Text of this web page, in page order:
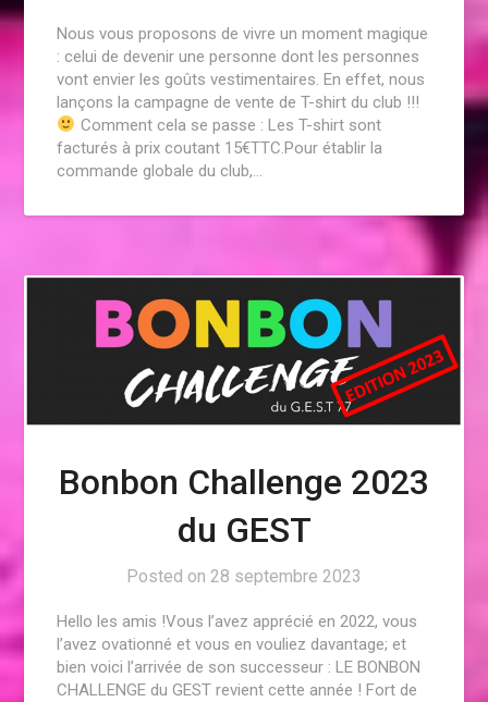
Nous vous proposons de vivre un moment magique
: celui de devenir une personne dont les personnes
vont envier les goûts vestimentaires. En effet, nous
lançons la campagne de vente de T-shirt du club !!!
Comment cela se passe : Les T-shirt sont
facturés à prix coutant 15€TTC.Pour établir la
commande globale du club,…
Bonbon Challenge 2023
du GEST
Posted on 28 septembre 2023
Hello les amis !Vous l’avez apprécié en 2022, vous
l’avez ovationné et vous en vouliez davantage; et
bien voici l’arrivée de son successeur : LE BONBON
CHALLENGE du GEST revient cette année ! Fort de